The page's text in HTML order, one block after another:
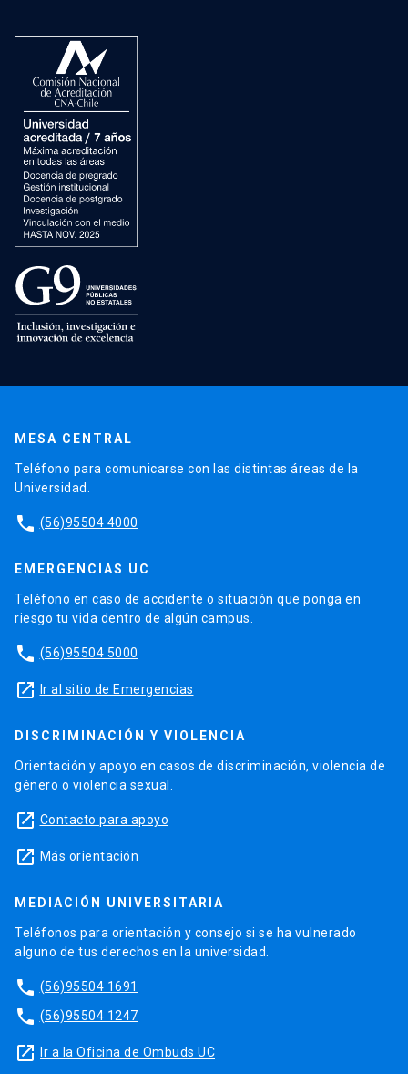
MESA CENTRAL
Teléfono para comunicarse con las distintas áreas de la
Universidad.
phone (56)95504 4000
EMERGENCIAS UC
Teléfono en caso de accidente o situación que ponga en
riesgo tu vida dentro de algún campus.
phone (56)95504 5000
launch Ir al sitio de Emergencias
DISCRIMINACIÓN Y VIOLENCIA
Orientación y apoyo en casos de discriminación, violencia de
género o violencia sexual.
launch Contacto para apoyo
launch Más orientación
MEDIACIÓN UNIVERSITARIA
Teléfonos para orientación y consejo si se ha vulnerado
alguno de tus derechos en la universidad.
phone (56)95504 1691
phone (56)95504 1247
launch Ir a la Oficina de Ombuds UC